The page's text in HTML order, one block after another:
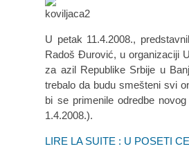
U petak 11.4.2008.,
Radoš Đurović, u organizaciji
za azil Republike Srbije u
trebalo da budu smešteni svi
bi se primenile odredbe
1.4.2008.).
LIRE LA SUITE : U POSETI